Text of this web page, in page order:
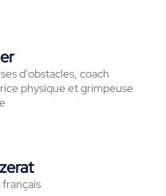
d'obstacles, coach
physique et grimpeuse
français